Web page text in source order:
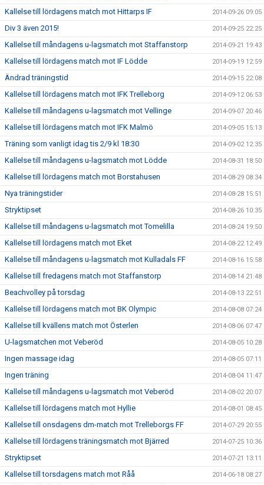
Kallelse till lördagens match mot Hittarps IF 2014-09-26 09:05
Div 3 även 2015! 2014-09-25 22:25
Kallelse till måndagens u-lagsmatch mot Staffanstorp 2014-09-21 19:43
Kallelse till lördagens match mot IF Lödde 2014-09-19 12:59
Ändrad träningstid 2014-09-15 22:08
Kallelse till lördagens match mot IFK Trelleborg 2014-09-12 06:53
Kallelse till måndagens u-lagsmatch mot Vellinge 2014-09-07 20:46
Kallelse till lördagens match mot IFK Malmö 2014-09-05 15:13
Träning som vanligt idag tis 2/9 kl 18:30 2014-09-02 12:35
Kallelse till måndagens u-lagsmatch mot Lödde 2014-08-31 18:50
Kallelse till lördagens match mot Borstahusen 2014-08-29 08:34
Nya träningstider 2014-08-28 15:51
Stryktipset 2014-08-26 10:35
Kallelse till måndagens u-lagsmatch mot Tomelilla 2014-08-24 19:50
Kallelse till lördagens match mot Eket 2014-08-22 12:49
Kallelse till måndagens u-lagsmatch mot Kulladals FF 2014-08-16 15:58
Kallelse till fredagens match mot Staffanstorp 2014-08-14 21:48
Beachvolley på torsdag 2014-08-13 22:51
Kallelse till lördagens match mot BK Olympic 2014-08-08 07:24
Kallelse till kvällens match mot Österlen 2014-08-06 07:47
U-lagsmatchen mot Veberöd 2014-08-05 10:28
Ingen massage idag 2014-08-05 07:11
Ingen träning 2014-08-04 11:47
Kallelse till måndagens u-lagsmatch mot Veberöd 2014-08-02 20:07
Kallelse till lördagens match mot Hyllie 2014-08-01 08:45
Kallelse till onsdagens dm-match mot Trelleborgs FF 2014-07-29 20:55
Kallelse till lördagens träningsmatch mot Bjärred 2014-07-25 10:36
Stryktipset 2014-07-21 13:11
Kallelse till torsdagens match mot Råå 2014-06-18 08:27